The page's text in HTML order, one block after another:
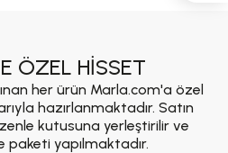
ÖZEL HİSSET
her ürün Marla.com'a özel
hazırlanmaktadır. Satın
kutusuna yerleştirilir ve
paketi yapılmaktadır.